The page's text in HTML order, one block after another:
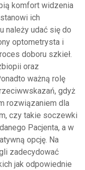
komfort widzenia
ich
należy udać się do
optometrysta i
doboru szkieł.
oraz
ważną rolę
gdyż
rozwiązaniem dla
czy takie soczewki
Pacjenta, a w
opcję. Na
zadecydować
jak odpowiednie